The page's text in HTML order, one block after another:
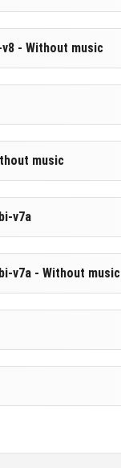
- Without music
music
v7a
v7a - Without music